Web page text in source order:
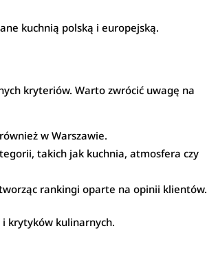
kuchnią polską i europejską.
kryteriów. Warto zwrócić uwagę na
w Warszawie.
takich jak kuchnia, atmosfera czy
rankingi oparte na opinii klientów.
krytyków kulinarnych.